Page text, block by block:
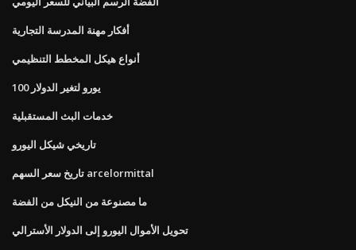
أفكار مهنة المدرسة التجارية
أنواع هيكل المخطط التنظيمي
100 يورو لتغير الدولار
خدمات البث المستقبلية
تاريخي شيكل اليورو
تاريخ سعر السهم arcelormittal
ما مصنوعة من النيكل من الفضة
تحويل الأموال اليورو إلى الدولار الأسترالي